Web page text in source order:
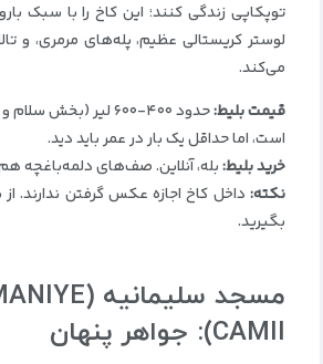
توپکاپی زندگی کنند؛ این کاخ را با سبک
لوستر کریستالی عظیم، پله‌های مرمری، و
می‌کند.
قیمت بلیط:
حدود ۴۰۰-۶۰۰ لیر
است، اما حداقل یک بار در عمر باید دید.
خرید بلیط:بله، آنلاین. صف‌های دلمه‌باغچه
نکته: داخل کاخ اجازه عکس گرفتن ندارند.
بگیرید.
مسجد سلیمانیه
CAMII):
جواهر پنهان